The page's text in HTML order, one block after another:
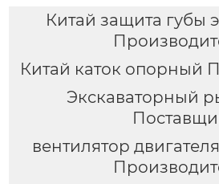
Китай защита губы
Китай каток опорный
Экскаваторный
вентилятор